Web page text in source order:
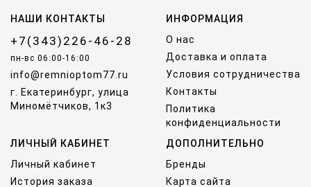
НАШИ КОНТАКТЫ
+7(343)226-46-28
пн-вс 06:00-16:00
info@remnioptom77.ru
г. Екатеринбург, улица
Миномётчиков, 1к3
ИНФОРМАЦИЯ
О нас
Доставка и оплата
Условия сотрудничества
Контакты
Политика
конфиденциальности
ЛИЧНЫЙ КАБИНЕТ
Личный кабинет
История заказа
ДОПОЛНИТЕЛЬНО
Бренды
Карта сайта